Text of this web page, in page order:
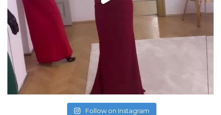
Follow on Instagram